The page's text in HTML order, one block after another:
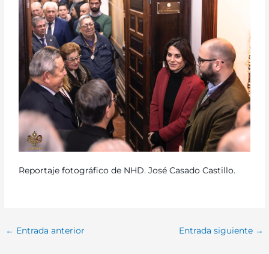
Reportaje fotográfico de NHD. José Casado Castillo.
← Entrada anterior Entrada siguiente →